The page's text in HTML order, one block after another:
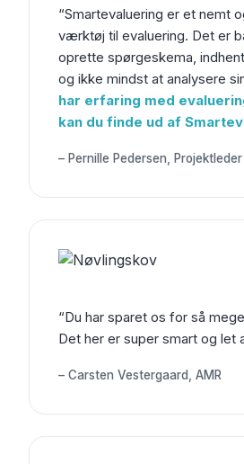
“Smartevaluering er et nemt
værktøj til evaluering. Det er
oprette spørgeskema,
og ikke mindst at analysere
har erfaring med
kan du finde ud af
– Pernille Pedersen, Projektleder
“Du har sparet os for så
Det her er super smart og let
– Carsten Vestergaard, AMR